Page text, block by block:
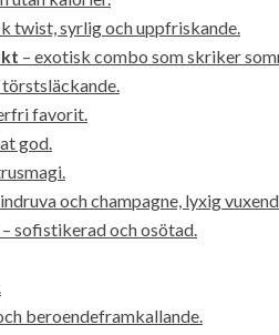
twist, syrlig och uppfriskande.
– exotisk combo som skriker
favorit.
god.
och champagne, lyxig
– sofistikerad och osötad.
beroendeframkallande.